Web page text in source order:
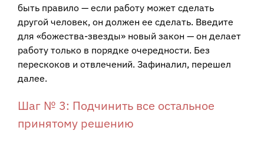
быть правило — если работу может сделать
другой человек, он должен ее сделать. Введите
для «божества-звезды» новый закон — он делает
работу только в порядке очередности. Без
перескоков и отвлечений. Зафиналил, перешел
далее.
Шаг № 3: Подчинить все остальное
принятому решению